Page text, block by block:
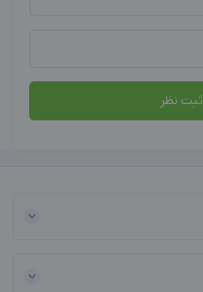
ثبت نظر